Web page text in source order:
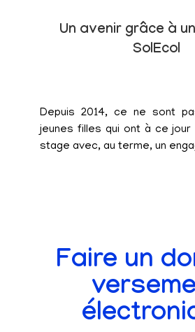
Un avenir grâce à
SolEcol
Depuis 2014, ce ne sont
jeunes filles qui ont à ce jour
stage avec, au terme, un
Faire un